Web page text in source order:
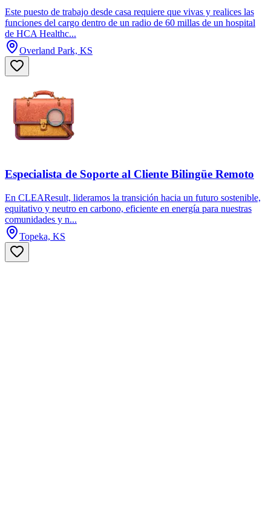
Este puesto de trabajo desde casa requiere que vivas y realices las
funciones del cargo dentro de un radio de 60 millas de un hospital
de HCA Healthc...
Overland Park, KS
Especialista de Soporte al Cliente Bilingüe Remoto
En CLEAResult, lideramos la transición hacia un futuro sostenible,
equitativo y neutro en carbono, eficiente en energía para nuestras
comunidades y n...
Topeka, KS